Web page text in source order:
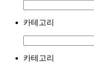
카테고리
카테고리